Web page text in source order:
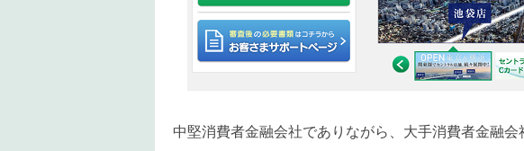
中堅消費者金融会社でありながら、大手消費者金融